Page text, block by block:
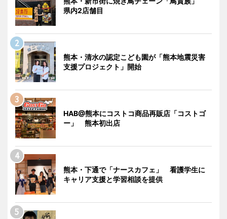
県内2店舗目
熊本・清水の認定こども園が「熊本地震災害
支援プロジェクト」開始
HAB@熊本にコストコ商品再販店「コストゴ
ー」 熊本初出店
熊本・下通で「ナースカフェ」 看護学生に
キャリア支援と学習相談を提供